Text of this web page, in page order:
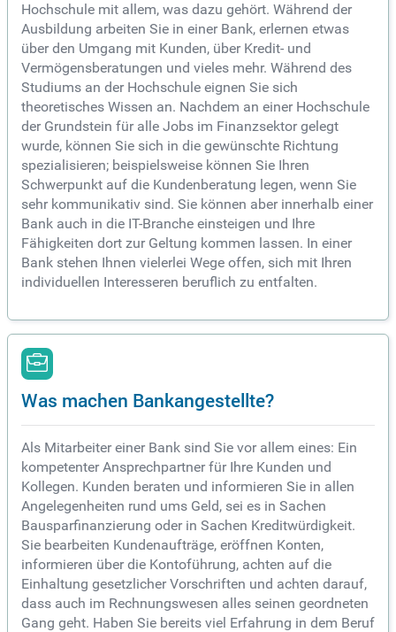
Hochschule mit allem, was dazu gehört. Während der
Ausbildung arbeiten Sie in einer Bank, erlernen etwas
über den Umgang mit Kunden, über Kredit- und
Vermögensberatungen und vieles mehr. Während des
Studiums an der Hochschule eignen Sie sich
theoretisches Wissen an. Nachdem an einer Hochschule
der Grundstein für alle Jobs im Finanzsektor gelegt
wurde, können Sie sich in die gewünschte Richtung
spezialisieren; beispielsweise können Sie Ihren
Schwerpunkt auf die Kundenberatung legen, wenn Sie
sehr kommunikativ sind. Sie können aber innerhalb einer
Bank auch in die IT-Branche einsteigen und Ihre
Fähigkeiten dort zur Geltung kommen lassen. In einer
Bank stehen Ihnen vielerlei Wege offen, sich mit Ihren
individuellen Interesseren beruflich zu entfalten.
Was machen Bankangestellte?
Als Mitarbeiter einer Bank sind Sie vor allem eines: Ein
kompetenter Ansprechpartner für Ihre Kunden und
Kollegen. Kunden beraten und informieren Sie in allen
Angelegenheiten rund ums Geld, sei es in Sachen
Bausparfinanzierung oder in Sachen Kreditwürdigkeit.
Sie bearbeiten Kundenaufträge, eröffnen Konten,
informieren über die Kontoführung, achten auf die
Einhaltung gesetzlicher Vorschriften und achten darauf,
dass auch im Rechnungswesen alles seinen geordneten
Gang geht. Haben Sie bereits viel Erfahrung in dem Beruf